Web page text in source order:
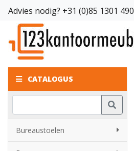
Advies nodig? +31 (0)85 1301 490
CATALOGUS
Bureaustoelen